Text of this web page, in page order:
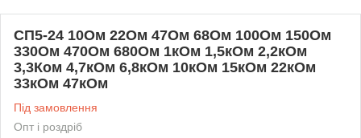
СП5-24 10Ом 22Ом 47Ом 68Ом 100Ом 150Ом
330Ом 470Ом 680Ом 1кОм 1,5кОм 2,2кОм
3,3Ком 4,7кОм 6,8кОм 10кОм 15кОм 22кОм
33кОм 47кОм
Під замовлення
Опт і роздріб